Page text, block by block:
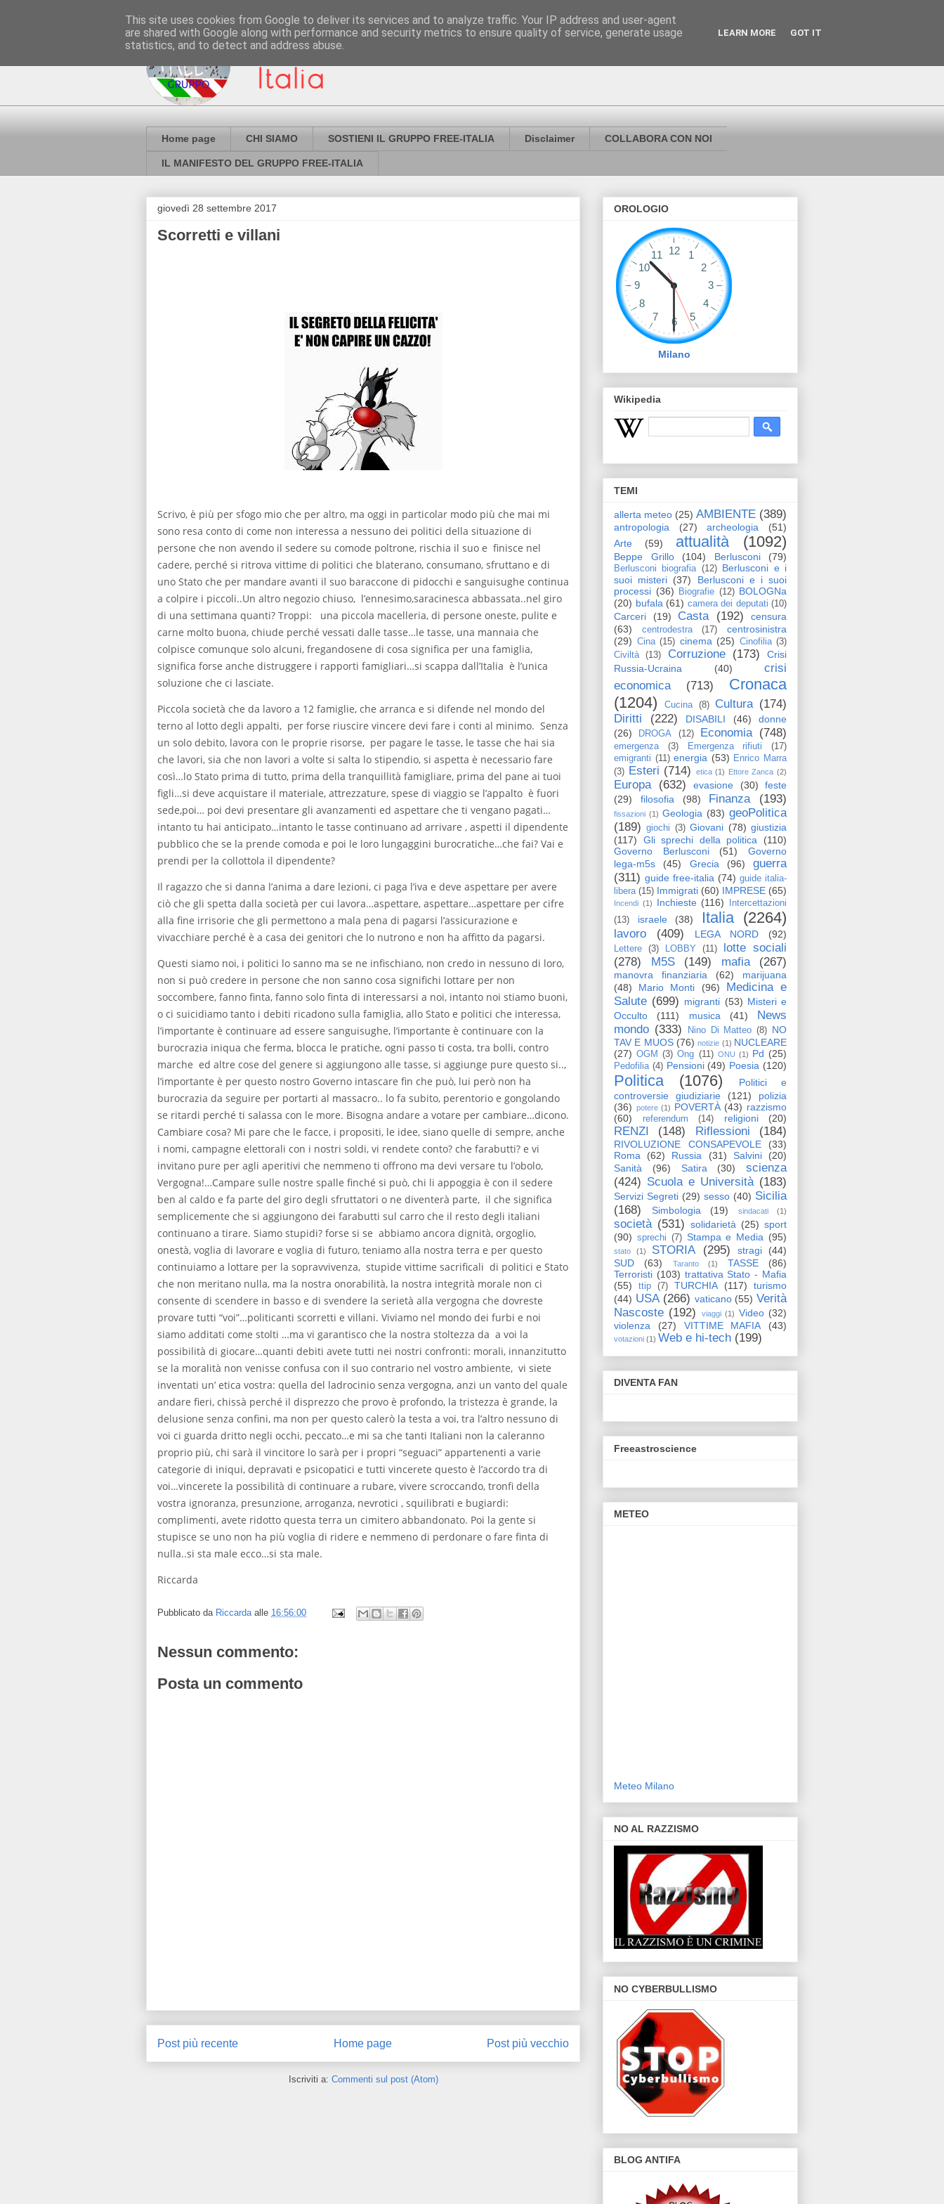
Home page CHI SIAMO SOSTIENI IL GRUPPO FREE-ITALIA Disclaimer COLLABORA CON NOI
IL MANIFESTO DEL GRUPPO FREE-ITALIA
giovedì 28 settembre 2017
Scorretti e villani
Scrivo, è più per sfogo mio che per altro, ma oggi in particolar modo più che mai mi
sono resa conto di come non interessa a nessuno dei politici della situazione di
persone che non avendo il sedere su comode poltrone, rischia il suo e finisce nel
cadere, perché si ritrova vittime di politici che blaterano, consumano, sfruttano e di
uno Stato che per mandare avanti il suo baraccone di pidocchi e sanguisughe continua
a colpire i piccoli..Un altro negozio chiuso, l’ennesimo,saracinesca abbassata..nel giro
di una settimana quanti? Troppi: una piccola macelleria, di persone oneste, pulite e
carne molto buona, chiude perché vessati dalle tasse…le tasse, una mannaia che
colpisce comunque solo alcuni, fregandosene di cosa significa per una famiglia,
significa forse anche distruggere i rapporti famigliari…si scappa dall’Italia è l’unica
soluzione che ci lasciate.
Piccola società che da lavoro a 12 famiglie, che arranca e si difende nel mondo del
terno al lotto degli appalti, per forse riuscire vincere devi fare i conti al minimo. Senza
un solo debito, lavora con le proprie risorse, per pagare le tasse, le tasse che hai sia
che lavori, sia che non lavori a volte si salta lo stipendio, si aspetta è necessario fare
così…lo Stato prima di tutto, prima della tranquillità famigliare, prima del pane ai tuoi
figli…si deve acquistare il materiale, attrezzature, spese di viaggio se l’appalto è fuori
sede,poi… poi devi presentare gli avanzamenti ed aspettare che ti vengano pagati…
intanto tu hai anticipato…intanto le tasse continuano ad arrivare , aspetti il dipendente
pubblico che se la prende comoda e poi le loro lungaggini burocratiche…che fai? Vai e
prendi per la collottola il dipendente?
Il ragazzo che si danna l’anima a dare lezioni, ci paga l’iva e deve aspettare per avere
ciò che gli spetta dalla società per cui lavora…aspettare, aspettare…aspettare per cifre
alla fine irrisorie che gli permettono a mala pena di pagarsi l’assicurazione e
vivacchiare perché è a casa dei genitori che lo nutrono e non ha affitto da pagarsi.
Questi siamo noi, i politici lo sanno ma se ne infischiano, non credo in nessuno di loro,
non si può credere in persone che non sanno cosa significhi lottare per non
soccombere, fanno finta, fanno solo finta di interessarsi a noi, intanto noi stiamo buoni,
o ci suicidiamo tanto i debiti ricadono sulla famiglia, allo Stato e politici che interessa,
l’importante è continuare ad essere sanguisughe, l’importante è continuare con la
burocrazia iniqua che ferma, blocca le pratiche, ogni passo ti costa, tra bolli, contro
marche ed altre cose del genere si aggiungono alle tasse, si aggiunge pure questo si..,
l’importante è per questo nostro Governo intascare fin che può, lui però non ha
burocrazia da seguire per portarti al massacro.. lo fa subito, perentorio e gongolando
se ritardi perché ti salassa con le more. Bisogna andare a votare per cambiare…dicono.
Cambiare cosa? Mi pare che le facce, i propositi, le idee, siano quelle di sempre, anche
i nomi, campagne elettorali con i nostri soldi, vi rendete conto? che farabutti? e vi
invitano pure per agli aperitivi che nemmeno ti offrono ma devi versare tu l’obolo,
Vergogna!…Campare sulle nostre spalle finché si può, chi li appoggia è con il sedere
ben al caldo e fa parte del giro degli sfruttatori o ne diventerà parte, il che significa
semplicemente che si aggiungono dei farabutti sul carro che il resto degli italiani
continuano a tirare. Siamo stupidi? forse si se abbiamo ancora dignità, orgoglio,
onestà, voglia di lavorare e voglia di futuro, teniamo alla nostra terra e per questo
continuiamo a lottare per la sopravvivenza, stupide vittime sacrificali di politici e Stato
che non meritano nulla, ma la nostra onorabilità, la nostra integrità morale non ci
consente di scendere in basso e di svendere la serietà alla vergogna che dovreste
provare tutti “voi”…politicanti scorretti e villani. Viviamo nel mondo dei furbi e noi
siamo additati come stolti …ma vi garantisco che la nostra stoltezza da a voi la
possibilità di giocare…quanti debiti avete tutti nei nostri confronti: morali, innanzitutto
se la moralità non venisse confusa con il suo contrario nel vostro ambiente, vi siete
inventati un’ etica vostra: quella del ladrocinio senza vergogna, anzi un vanto del quale
andare fieri, chissà perché il disprezzo che provo è profondo, la tristezza è grande, la
delusione senza confini, ma non per questo calerò la testa a voi, tra l’altro nessuno di
voi ci guarda dritto negli occhi, peccato…e mi sa che tanti Italiani non la caleranno
proprio più, chi sarà il vincitore lo sarà per i propri “seguaci” appartenenti a varie
categorie di iniqui, depravati e psicopatici e tutti vincerete questo è l’accordo tra di
voi…vincerete la possibilità di continuare a rubare, vivere scroccando, tronfi della
vostra ignoranza, presunzione, arroganza, nevrotici , squilibrati e bugiardi:
complimenti, avete ridotto questa terra un cimitero abbandonato. Poi la gente si
stupisce se uno non ha più voglia di ridere e nemmeno di perdonare o fare finta di
nulla..si sta male ecco…si sta male.
Riccarda
Pubblicato da Riccarda alle 16:56:00
Nessun commento:
Posta un commento
Post più recente Post più vecchio
Home page
Iscriviti a: Commenti sul post (Atom)
OROLOGIO
Milano
Wikipedia
TEMI
allerta meteo (25) AMBIENTE (389)
antropologia (27) archeologia
(51)
Arte
(59) attualità (1092)
Beppe Grillo (104) Berlusconi (79)
Berlusconi biografia (12) Berlusconi e i
suoi misteri (37)
Berlusconi e i suoi
processi (36) Biografie (12) BOLOGNa
(20) bufala (61) camera dei deputati (10)
Carceri (19) Casta (192)
censura
(63)
centrodestra (17)
centrosinistra
(29) Cina (15) cinema (25) Cinofilia (3)
Civiltà
(13) Corruzione (173)
Crisi
Russia-Ucraina
(40)
crisi
economica
(713)
Cronaca
(1204)
Cucina (8) Cultura (174)
Diritti
(222) DISABILI (46)
donne
(26)
DROGA (12) Economia (748)
emergenza (3) Emergenza rifiuti
(17)
emigranti (11) energia (53) Enrico Marra
(3) Esteri (714) etica (1) Ettore Zanca (2)
Europa (632) evasione (30)
feste
(29)
filosofia (98) Finanza (193)
fissazioni (1) Geologia (83) geoPolitica
(189)
giochi (3) Giovani (78) giustizia
(117)
Gli sprechi della politica
(110)
Governo Berlusconi
(51)
Governo
lega-m5s
(45) Grecia (96)
guerra
(311) guide free-italia (74) guide italia-
libera (15) Immigrati (60) IMPRESE (65)
Incendi (1) Inchieste (116)
Intercettazioni
(13)
israele (38) Italia (2264)
lavoro (409) LEGA NORD (92)
Lettere (3) LOBBY (11)
lotte sociali
(278)
M5S (149) mafia (267)
manovra finanziaria (62)
marijuana
(48)
Mario Monti (96)
Medicina e
Salute (699) migranti (53) Misteri e
Occulto
(111) musica (41)
News
mondo (333) Nino Di Matteo (8) NO
TAV E MUOS (76) notizie (1) NUCLEARE
(27) OGM (3) Ong (11) ONU (1) Pd (25)
Pedofilia (4) Pensioni (49) Poesia (120)
Politica (1076)
Politici e
controversie giudiziarie
(121)
polizia
(36) potere (1) POVERTÀ (43) razzismo
(60)
referendum (14) religioni (20)
RENZI (148) Riflessioni (184)
RIVOLUZIONE CONSAPEVOLE
(33)
Roma
(62) Russia (31) Salvini
(20)
Sanità
(96) Satira (30)
scienza
(424) Scuola e Università (183)
Servizi Segreti (29) sesso (40) Sicilia
(168)
Simbologia (19) sindacati (1)
società (531) solidarietà (25) sport
(90) sprechi (7) Stampa e Media (95)
stato (1) STORIA (295) stragi
(44)
SUD
(63) Taranto (1) TASSE
(86)
Terroristi (103) trattativa Stato - Mafia
(55)
ttip (7) TURCHIA (117)
turismo
(44) USA (266) vaticano (55) Verità
Nascoste (192) viaggi (1) Video (32)
violenza
(27) VITTIME MAFIA (43)
votazioni (1) Web e hi-tech (199)
DIVENTA FAN
Freeastroscience
METEO
Meteo Milano
NO AL RAZZISMO
NO CYBERBULLISMO
BLOG ANTIFA
This site uses cookies from Google to deliver its services and to analyze traffic. Your IP address and user-agent
are shared with Google along with performance and security metrics to ensure quality of service, generate usage
statistics, and to detect and address abuse.
LEARN MORE GOT IT